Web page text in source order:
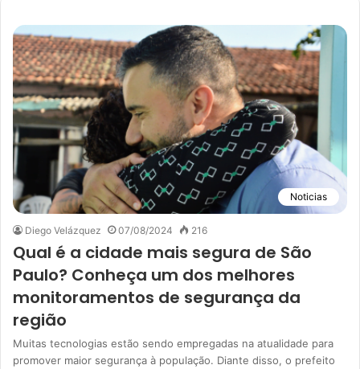
Noticias
Diego Velázquez 07/08/2024 216
Qual é a cidade mais segura de São
Paulo? Conheça um dos melhores
monitoramentos de segurança da
região
Muitas tecnologias estão sendo empregadas na atualidade para
promover maior segurança à população. Diante disso, o prefeito